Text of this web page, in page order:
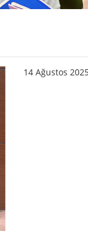
14 Ağustos